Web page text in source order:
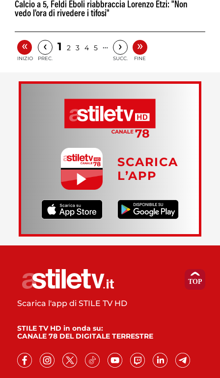
Calcio a 5, Feldi Eboli riabbraccia Lorenzo Etzi: "Non
vedo l'ora di rivedere i tifosi"
«
INIZIO
‹
PREC.
1 2 3 4 5 … ›
SUCC.
»
FINE
SCARICA
L’APP
Scarica l'app di STILE TV HD
STILE TV HD in onda su:
CANALE 78 DEL DIGITALE TERRESTRE